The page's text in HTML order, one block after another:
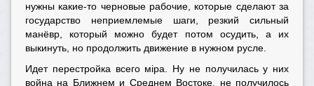
нужны какие-то черновые рабочие, которые сделают за
государство неприемлемые шаги, резкий сильный
манёвр, который можно будет потом осудить, а их
выкинуть, но продолжить движение в нужном русле.
Идет перестройка всего мiра. Ну не получилась у них
война на Ближнем и Среднем Востоке, не получилось